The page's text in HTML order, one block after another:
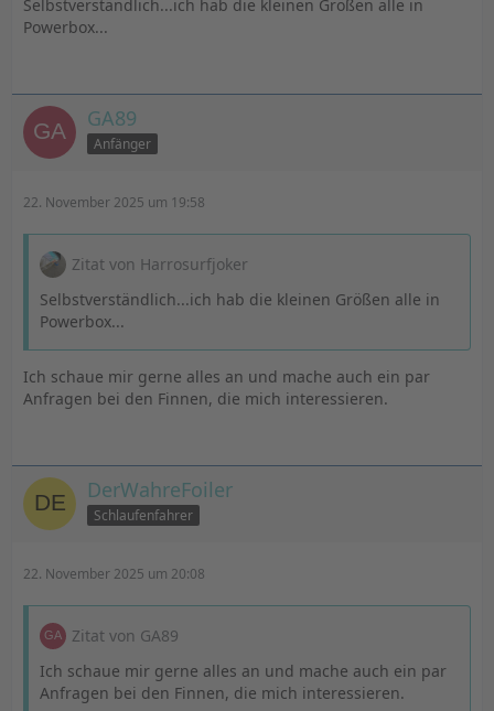
Selbstverständlich...ich hab die kleinen Größen alle in
Powerbox...
GA89
Anfänger
22. November 2025 um 19:58
Zitat von Harrosurfjoker
Selbstverständlich...ich hab die kleinen Größen alle in
Powerbox...
Ich schaue mir gerne alles an und mache auch ein par
Anfragen bei den Finnen, die mich interessieren.
DerWahreFoiler
Schlaufenfahrer
22. November 2025 um 20:08
Zitat von GA89
Ich schaue mir gerne alles an und mache auch ein par
Anfragen bei den Finnen, die mich interessieren.